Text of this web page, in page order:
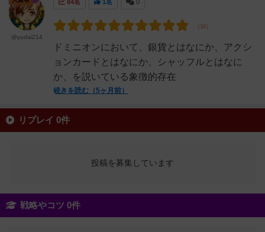
84名 1名 0
ドミニオンにおいて、銀貨とはなにか、アクシ
ョンカードとはなにか、シャッフルとはなに
か、を説いている象徴的存在
続きを読む（5ヶ月前）
@yudai214
リプレイ 0件
投稿を募集しています
戦略やコツ 0件